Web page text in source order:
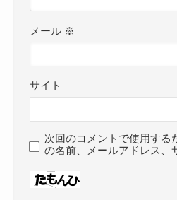
メール ※
サイト
次回のコメントで使用する
の名前、メールアドレス、